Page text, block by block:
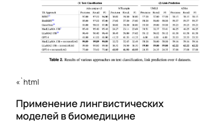
«`html
Применение лингвистических
моделей в биомедицине